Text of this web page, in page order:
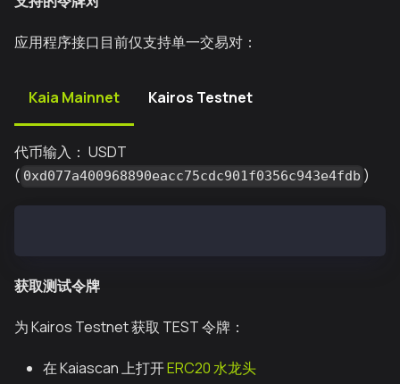
应用程序接口目前仅支持单一交易对：
Kaia Mainnet Kairos Testnet
代币输入： USDT
( 0xd077a400968890eacc75cdc901f0356c943e4fdb )
获取测试令牌
为 Kairos Testnet 获取 TEST 令牌：
在 Kaiascan 上打开ERC20 水龙头